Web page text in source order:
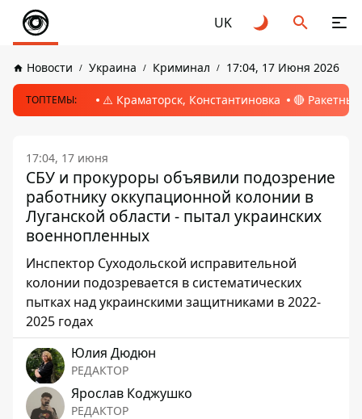
UK
Новости Украина Криминал 17:04, 17 Июня 2026
ТОПТЕМЫ: ⚠️ Краматорск, Константиновка 🔴
17:04, 17 июня
СБУ и прокуроры объявили подозрение
работнику оккупационной колонии в
Луганской области - пытал украинских
военнопленных
Инспектор Суходольской исправительной
колонии подозревается в систематических
пытках над украинскими защитниками в 2022-
2025 годах
Юлия Дюдюн
РЕДАКТОР
Ярослав Коджушко
РЕДАКТОР